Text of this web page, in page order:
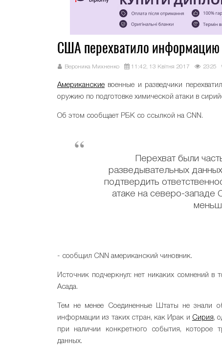
США перехватило информацию
Вероника Михненко 11:42, 13 Квітня 2017 2325
Американские военные и разведчики
оружию по подготовке химической атаки в
Об этом сообщает РБК со ссылкой на CNN.
Перехват были
разведывательных
подтвердить
атаке на северо-западе
- сообщил CNN американский чиновник.
Источник подчеркнул: нет никаких сомнений в
Асада.
Тем не менее Соединенные Штаты не знали
информации из таких стран, как Ирак и Сирия,
при наличии конкретного события, которое
данных.